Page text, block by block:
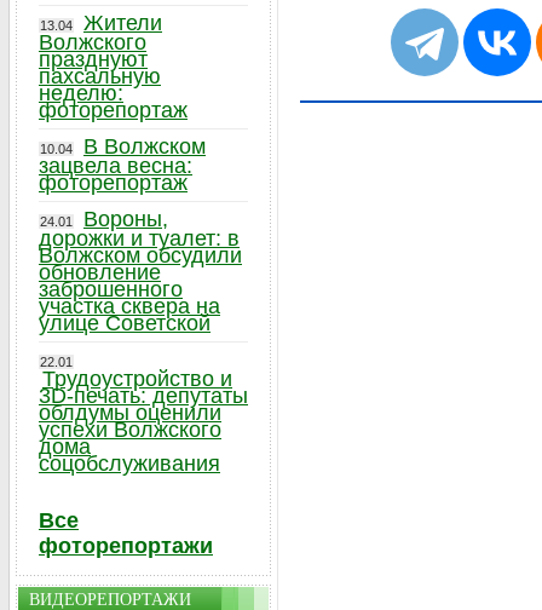
13.04
Жители
Волжского
празднуют
пахсальную
неделю:
фоторепортаж
10.04
В Волжском
зацвела весна:
фоторепортаж
24.01
Вороны,
дорожки и туалет: в
Волжском обсудили
обновление
заброшенного
участка сквера на
улице Советской
22.01
Трудоустройство и
3D-печать: депутаты
облдумы оценили
успехи Волжского
дома
соцобслуживания
Все
фоторепортажи
ВИДЕОРЕПОРТАЖИ